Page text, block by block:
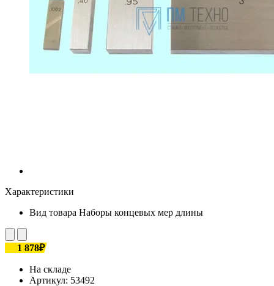
Характеристики
Вид товара Наборы концевых мер длины
1 878₽
На складе
Артикул: 53492